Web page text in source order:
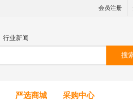
会员注册
行业新闻
搜
严选商城 采购中心